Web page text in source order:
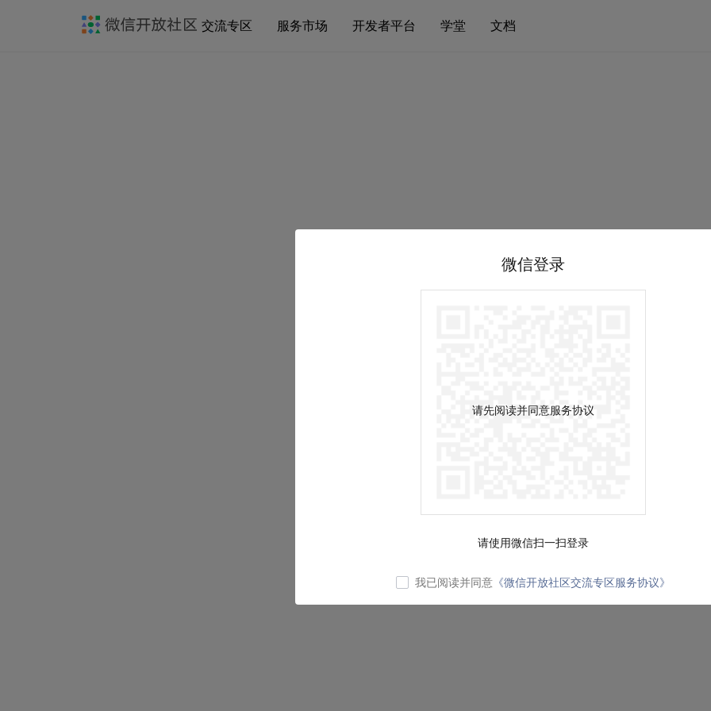
交流专区 服务市场 开发者平台 学堂 文档
微信登录
请先阅读并同意服务协议
请使用微信扫一扫登录
我已阅读并同意 《微信开放社区交流专区服务协议》